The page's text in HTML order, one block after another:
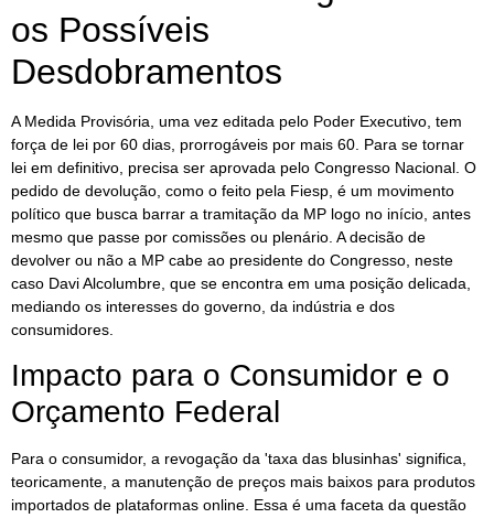
os Possíveis
Desdobramentos
A Medida Provisória, uma vez editada pelo Poder Executivo, tem
força de lei por 60 dias, prorrogáveis por mais 60. Para se tornar
lei em definitivo, precisa ser aprovada pelo Congresso Nacional. O
pedido de devolução, como o feito pela Fiesp, é um movimento
político que busca barrar a tramitação da MP logo no início, antes
mesmo que passe por comissões ou plenário. A decisão de
devolver ou não a MP cabe ao presidente do Congresso, neste
caso Davi Alcolumbre, que se encontra em uma posição delicada,
mediando os interesses do governo, da indústria e dos
consumidores.
Impacto para o Consumidor e o
Orçamento Federal
Para o consumidor, a revogação da 'taxa das blusinhas' significa,
teoricamente, a manutenção de preços mais baixos para produtos
importados de plataformas online. Essa é uma faceta da questão